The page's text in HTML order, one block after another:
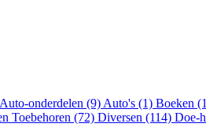
Auto-onderdelen (9) Auto's (1) Boeken
Toebehoren (72) Diversen (114) Doe-